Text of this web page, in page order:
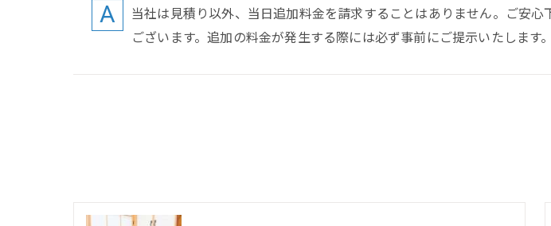
当社は見積り以外、当日追加料金を請求することはありません。ご安
ございます。追加の料金が発生する際には必ず事前にご提示いたします。